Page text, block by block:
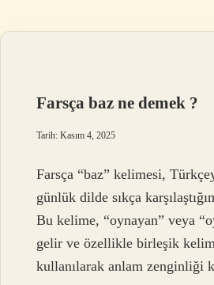
Farsça baz ne demek ?
Tarih: Kasım 4, 2025
Farsça “baz” kelimesi,
günlük dilde sıkça
Bu kelime, “oynayan” veya
gelir ve özellikle birleşik
kullanılarak anlam zenginliği